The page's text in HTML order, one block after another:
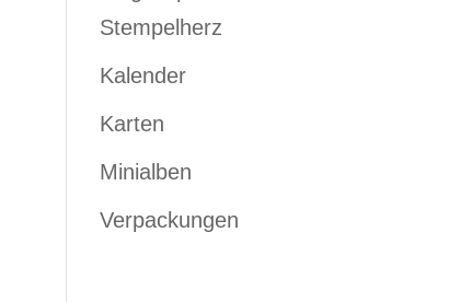
Stempelherz
Kalender
Karten
Minialben
Verpackungen